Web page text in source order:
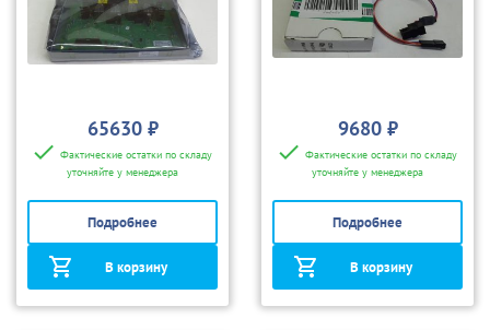
65630 ₽
Фактические остатки по складу
уточняйте у менеджера
Подробнее
В корзину
9680 ₽
Фактические остатки по складу
уточняйте у менеджера
Подробнее
В корзину